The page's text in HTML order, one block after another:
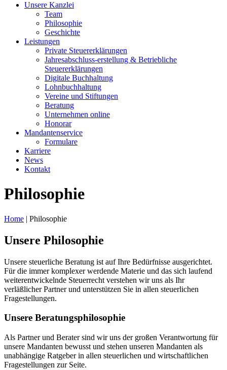
Unsere Kanzlei
Team
Philosophie
Geschichte
Leistungen
Private Steuererklärungen
Jahresabschluss-erstellung & Betriebliche
Steuererklärungen
Digitale Buchhaltung
Lohnbuchhaltung
Vereine und Stiftungen
Beratung
Unternehmen online
Honorar
Mandantenservice
Formulare
Karriere
News
Kontakt
Philosophie
Home | Philosophie
Unsere Philosophie
Unsere steuerliche Beratung ist auf Ihre Bedürfnisse ausgerichtet.
Für die immer komplexer werdende Materie und das sich laufend
weiterentwickelnde Steuerrecht verstehen wir uns als Ihr
verläßlicher Partner und unterstützen Sie in allen steuerlichen
Fragestellungen.
Unsere Beratungsphilosophie
Als Partner und Berater sind wir uns der großen Verantwortung für
unsere Mandanten bewusst und stehen unseren Mandanten als
unabhängige Ratgeber in allen steuerlichen und wirtschaftlichen
Fragestellungen zur Seite.